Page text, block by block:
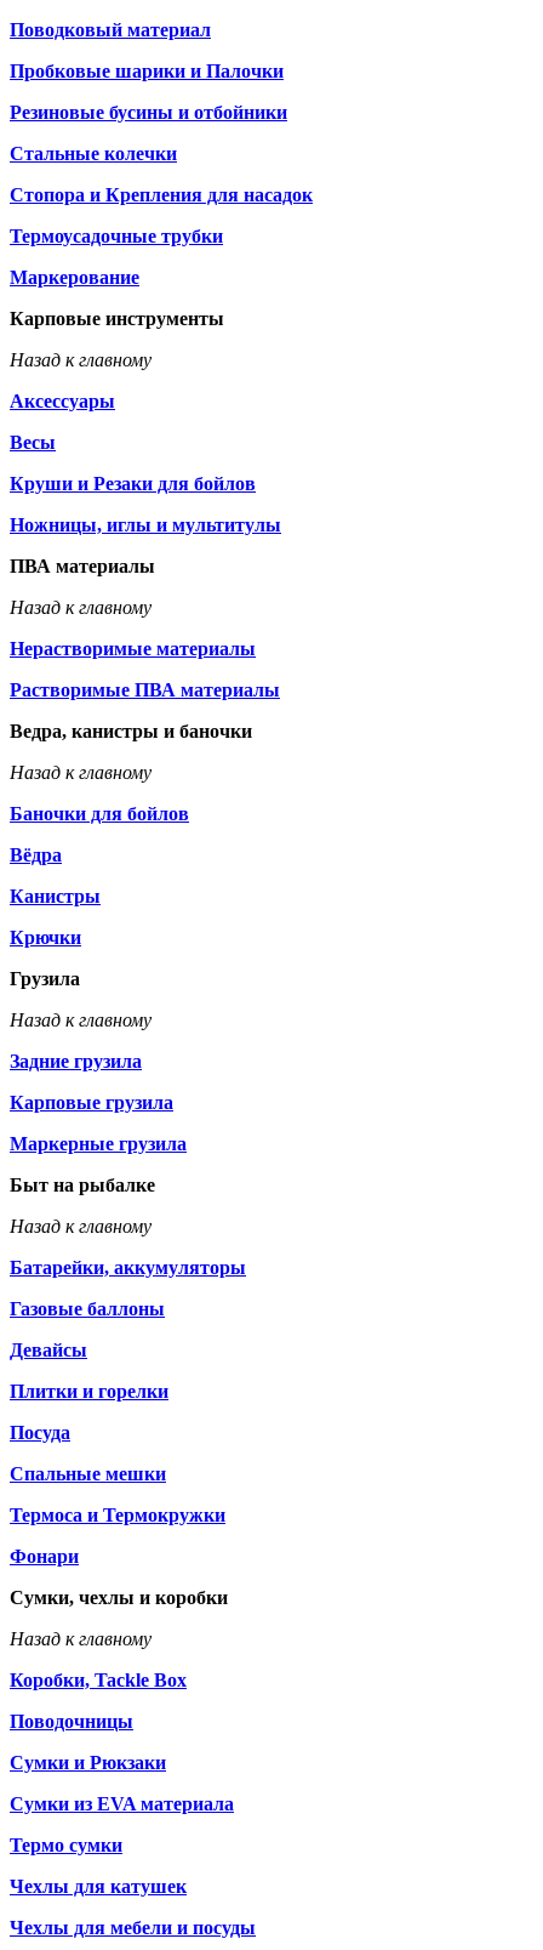
Поводковый материал
Пробковые шарики и Палочки
Резиновые бусины и отбойники
Стальные колечки
Стопора и Крепления для насадок
Термоусадочные трубки
Маркерование
Карповые инструменты
Назад к главному
Аксессуары
Весы
Круши и Резаки для бойлов
Ножницы, иглы и мультитулы
ПВА материалы
Назад к главному
Нерастворимые материалы
Растворимые ПВА материалы
Ведра, канистры и баночки
Назад к главному
Баночки для бойлов
Вёдра
Канистры
Крючки
Грузила
Назад к главному
Задние грузила
Карповые грузила
Маркерные грузила
Быт на рыбалке
Назад к главному
Батарейки, аккумуляторы
Газовые баллоны
Девайсы
Плитки и горелки
Посуда
Спальные мешки
Термоса и Термокружки
Фонари
Сумки, чехлы и коробки
Назад к главному
Коробки, Tackle Box
Поводочницы
Сумки и Рюкзаки
Сумки из EVA материала
Термо сумки
Чехлы для катушек
Чехлы для мебели и посуды